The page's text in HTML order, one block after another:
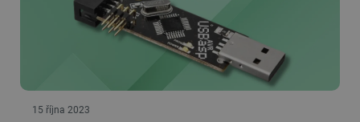
15 října 2023